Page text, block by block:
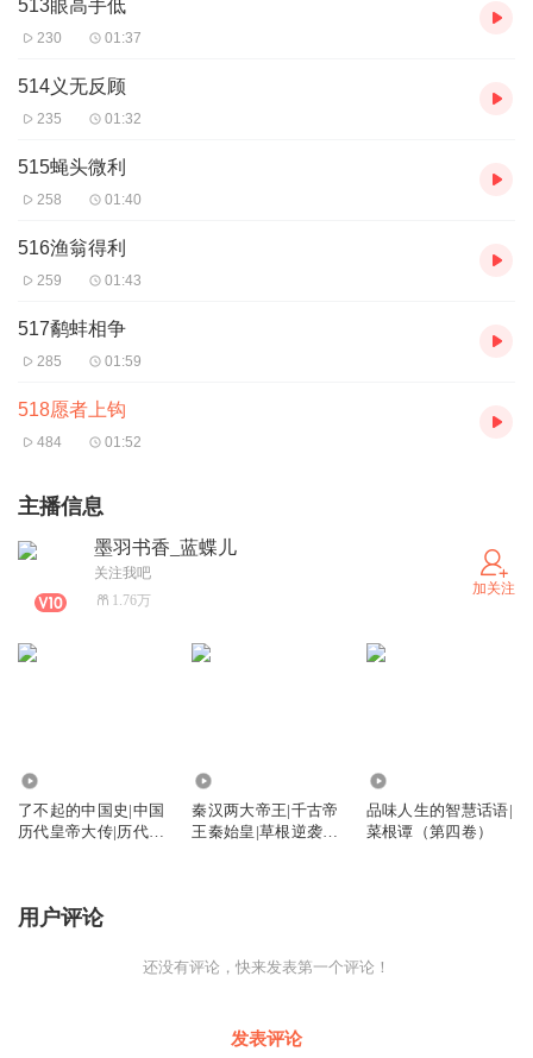
513眼高手低
230 01:37
514义无反顾
235 01:32
515蝇头微利
258 01:40
516渔翁得利
259 01:43
517鹬蚌相争
285 01:59
518愿者上钩
484 01:52
主播信息
墨羽书香_蓝蝶儿
关注我吧
1.76万
加关注
了不起的中国史|中国
历代皇帝大传|历代王
秦汉两大帝王|千古帝
王秦始皇|草根逆袭汉
品味人生的智慧话语|
菜根谭（第四卷）
用户评论
还没有评论，快来发表第一个评论！
发表评论